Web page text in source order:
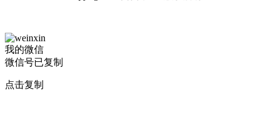
我的微信
微信号已复制
点击复制